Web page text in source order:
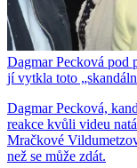
Dagmar Pecková pod
jí vytkla toto
Dagmar Pecková,
reakce kvůli videu
Mračkové
než se může zdát.